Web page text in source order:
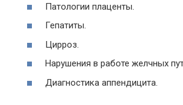
Патологии плаценты.
Гепатиты.
Цирроз.
Нарушения в работе желчных
Диагностика аппендицита.